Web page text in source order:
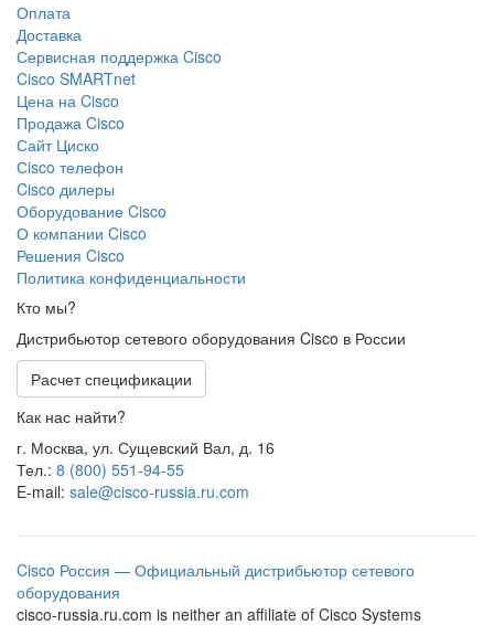
Оплата
Доставка
Сервисная поддержка Cisco
Cisco SMARTnet
Цена на Cisco
Продажа Cisco
Сайт Циско
Сisco телефон
Cisco дилеры
Оборудование Cisco
О компании Cisco
Решения Cisco
Политика конфиденциальности
Кто мы?
Дистрибьютор сетевого оборудования Cisco в России
Расчет спецификации
Как нас найти?
г. Москва, ул. Сущевский Вал, д. 16
Тел.: 8 (800) 551-94-55
E-mail: sale@cisco-russia.ru.com
Cisco Россия — Официальный дистрибьютор сетевого
оборудования
cisco-russia.ru.com is neither an affiliate of Cisco Systems